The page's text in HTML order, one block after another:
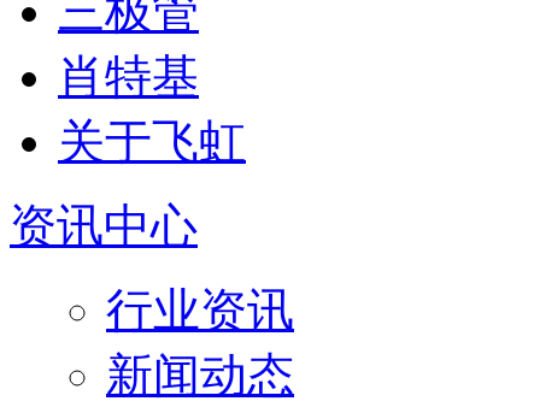
三极管
肖特基
关于飞虹
资讯中心
行业资讯
新闻动态